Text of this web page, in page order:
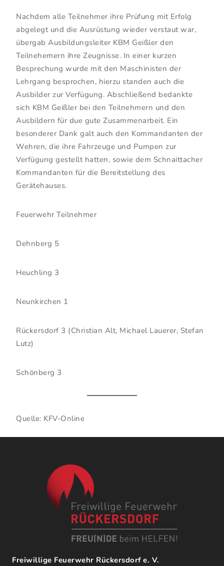
Nachdem alle Teilnehmer ihre Prüfung mit Erfolg
abgelegt und die Ausrüstung wieder verstaut war,
übergab Ausbildungsleiter KBM Geißler den
Teilnehemern ihre Zeugnisse. In einer kurzen
Besprechung wurde mit den Maschinisten der
Lehrgang besprochen, hierzu standen auch die
Ausbilder zur Verfügung. Abschließend bedankte
sich KBM Geißler bei den Teilnehmern und den
Ausbildern für due gute Zusammenarbeit. Ein
besonderer Dank galt auch den Kommandanten der
Wehren, die ihre Fahrzeuge und Pumpen zur
Verfügung gestellt hatten, sowie dem Schnaittacher
Kommandanten für die Bereitstellung des
Gerätehauses.
Feuerwehr Teilnehmer
Dehnberg 5
Heuchling 3
Neunkirchen 1
Rückersdorf 3 (Christian Alt, Michael Lauerer, Stefan
Lutz)
Schönberg 3
Quelle: KFV-Online
Freiwillige Feuerwehr Rückersdorf e. V.